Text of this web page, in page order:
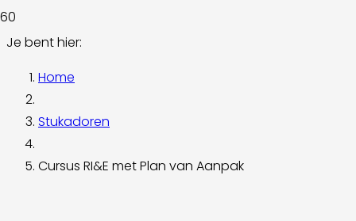
Je bent hier:
Home
Stukadoren
Cursus RI&E met Plan van Aanpak